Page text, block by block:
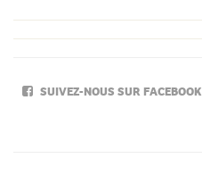
SUIVEZ-NOUS SUR FACEBOOK